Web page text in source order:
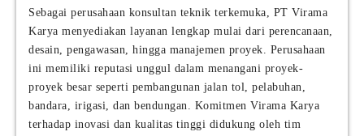
Sebagai perusahaan konsultan teknik terkemuka, PT Virama
Karya menyediakan layanan lengkap mulai dari perencanaan,
desain, pengawasan, hingga manajemen proyek. Perusahaan
ini memiliki reputasi unggul dalam menangani proyek-
proyek besar seperti pembangunan jalan tol, pelabuhan,
bandara, irigasi, dan bendungan. Komitmen Virama Karya
terhadap inovasi dan kualitas tinggi didukung oleh tim